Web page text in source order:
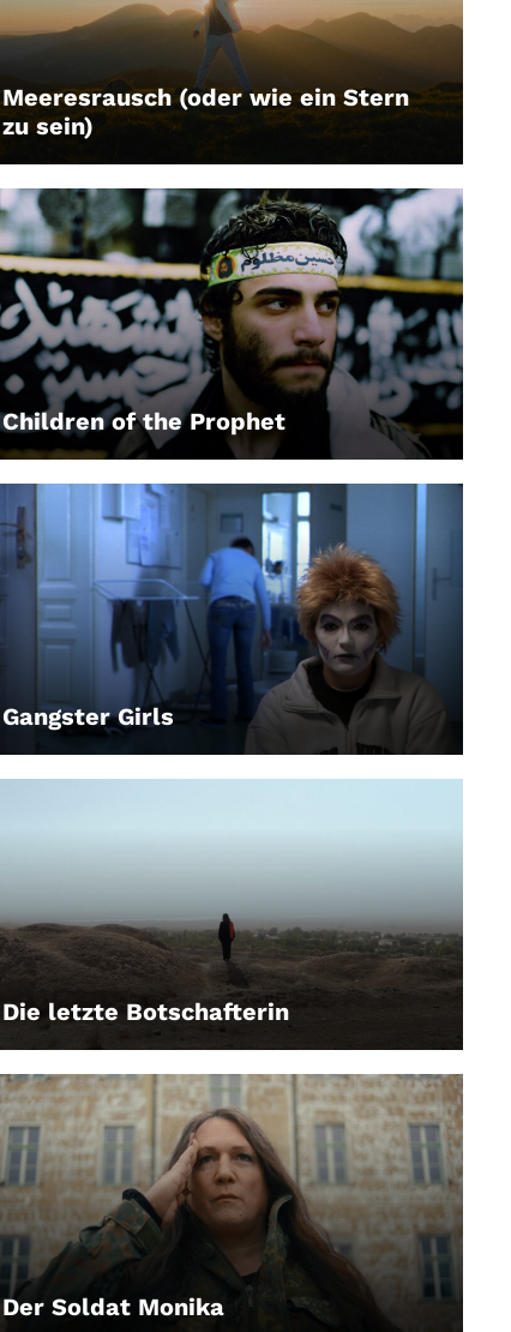
Meeresrausch (oder wie ein Stern
zu sein)
LEIHEN
Children of the Prophet
LEIHEN
Gangster Girls
LEIHEN
Die letzte Botschafterin
LEIHEN
Der Soldat Monika
LEIHEN